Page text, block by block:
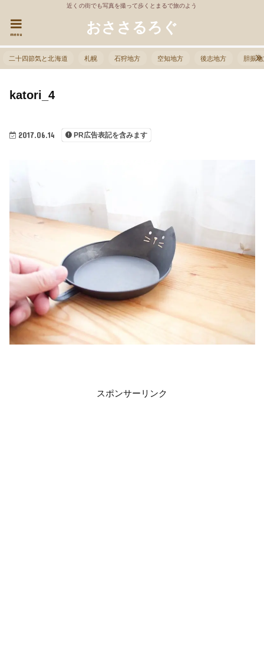
近くの街でも写真を撮って歩くとまるで旅のよう
おささるろぐ
menu
二十四節気と北海道 札幌 石狩地方 空知地方 後志地方 胆振
2017.06.14 PR広告表記を含みます
katori_4
スポンサーリンク